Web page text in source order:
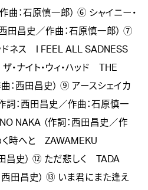
曲：石原慎一郎） ⑥ シャイニー・
田昌史／作曲：石原慎一郎） ⑦
ッドネス I FEEL ALL SADNESS
・ナイト・ウィ・ハッド THE
：西田昌史） ⑨ アースシェイカ
：西田昌史／作曲：石原慎一
NAKA （作詞：西田昌史／作
く時へと ZAWAMEKU
田昌史） ⑫ ただ悲しく TADA
西田昌史） ⑬ いま君にまた逢え